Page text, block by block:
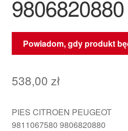
9806820880
Powiadom, gdy produkt
538,00 zł
PIES CITROEN PEUGEOT
9811067580 9806820880